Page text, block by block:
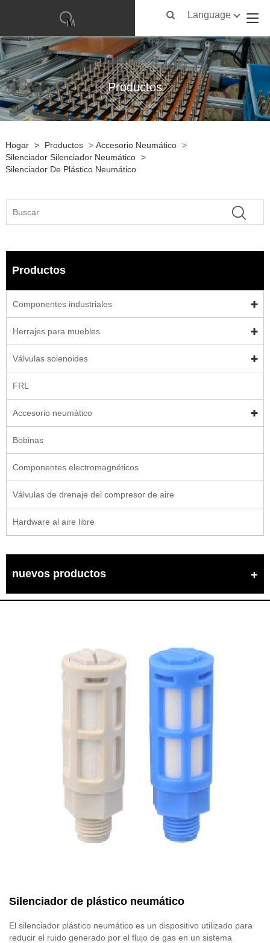
Language
Productos
Hogar > Productos > Accesorio Neumático >
Silenciador Silenciador Neumático >
Silenciador De Plástico Neumático
Productos
Componentes industriales
Herrajes para muebles
Válvulas solenoides
FRL
Accesorio neumático
Bobinas
Componentes electromagnéticos
Válvulas de drenaje del compresor de aire
Hardware al aire libre
nuevos productos
Silenciador de plástico neumático
El silenciador plástico neumático es un dispositivo utilizado para
reducir el ruido generado por el flujo de gas en un sistema